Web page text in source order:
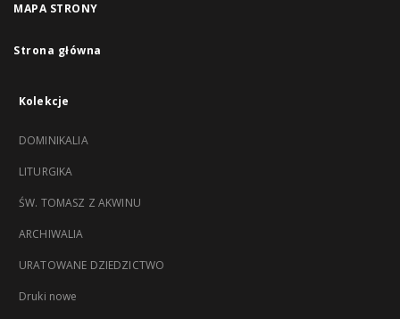
MAPA STRONY
Strona główna
Kolekcje
DOMINIKALIA
LITURGIKA
ŚW. TOMASZ Z AKWINU
ARCHIWALIA
URATOWANE DZIEDZICTWO
Druki nowe